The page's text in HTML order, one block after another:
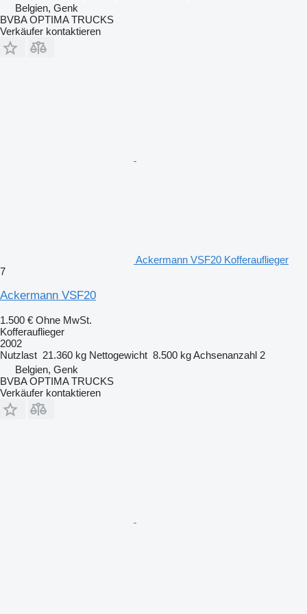
Belgien, Genk
BVBA OPTIMA TRUCKS
Verkäufer kontaktieren
Ackermann VSF20 Kofferauflieger
7
Ackermann VSF20
1.500 € Ohne MwSt.
Kofferauflieger
2002
Nutzlast 21.360 kg Nettogewicht 8.500 kgAchsenanzahl 2
Belgien, Genk
BVBA OPTIMA TRUCKS
Verkäufer kontaktieren